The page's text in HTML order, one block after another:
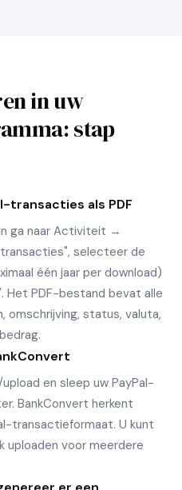
in uw
stap
transacties als PDF
ga naar Activiteit →
selecteer de
één jaar per download)
Het PDF-bestand bevat alle
status, valuta,
en sleep uw PayPal-
BankConvert herkent
transactieformaat. U kunt
uploaden voor meerdere